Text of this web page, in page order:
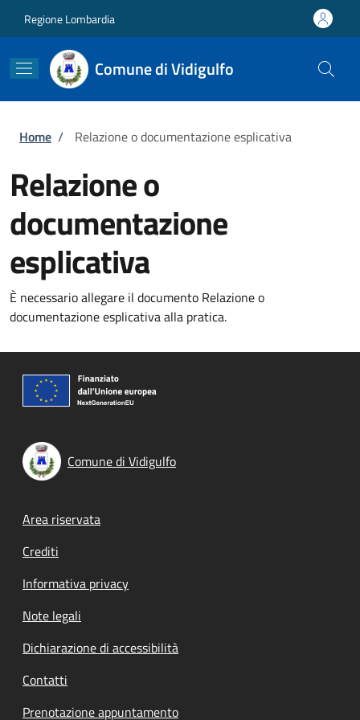
Regione Lombardia
Comune di Vidigulfo
Briciole di pane
Home / Relazione o documentazione esplicativa
Relazione o
documentazione
esplicativa
È necessario allegare il documento Relazione o
documentazione esplicativa alla pratica.
Comune di Vidigulfo
Footer menu
Area riservata
Crediti
Informativa privacy
Note legali
Dichiarazione di accessibilità
Contatti
Prenotazione appuntamento